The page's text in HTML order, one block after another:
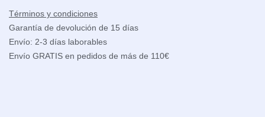
Términos y condiciones
Garantía de devolución de 15 días
Envío: 2-3 días laborables
Envío GRATIS en pedidos de más de 110€